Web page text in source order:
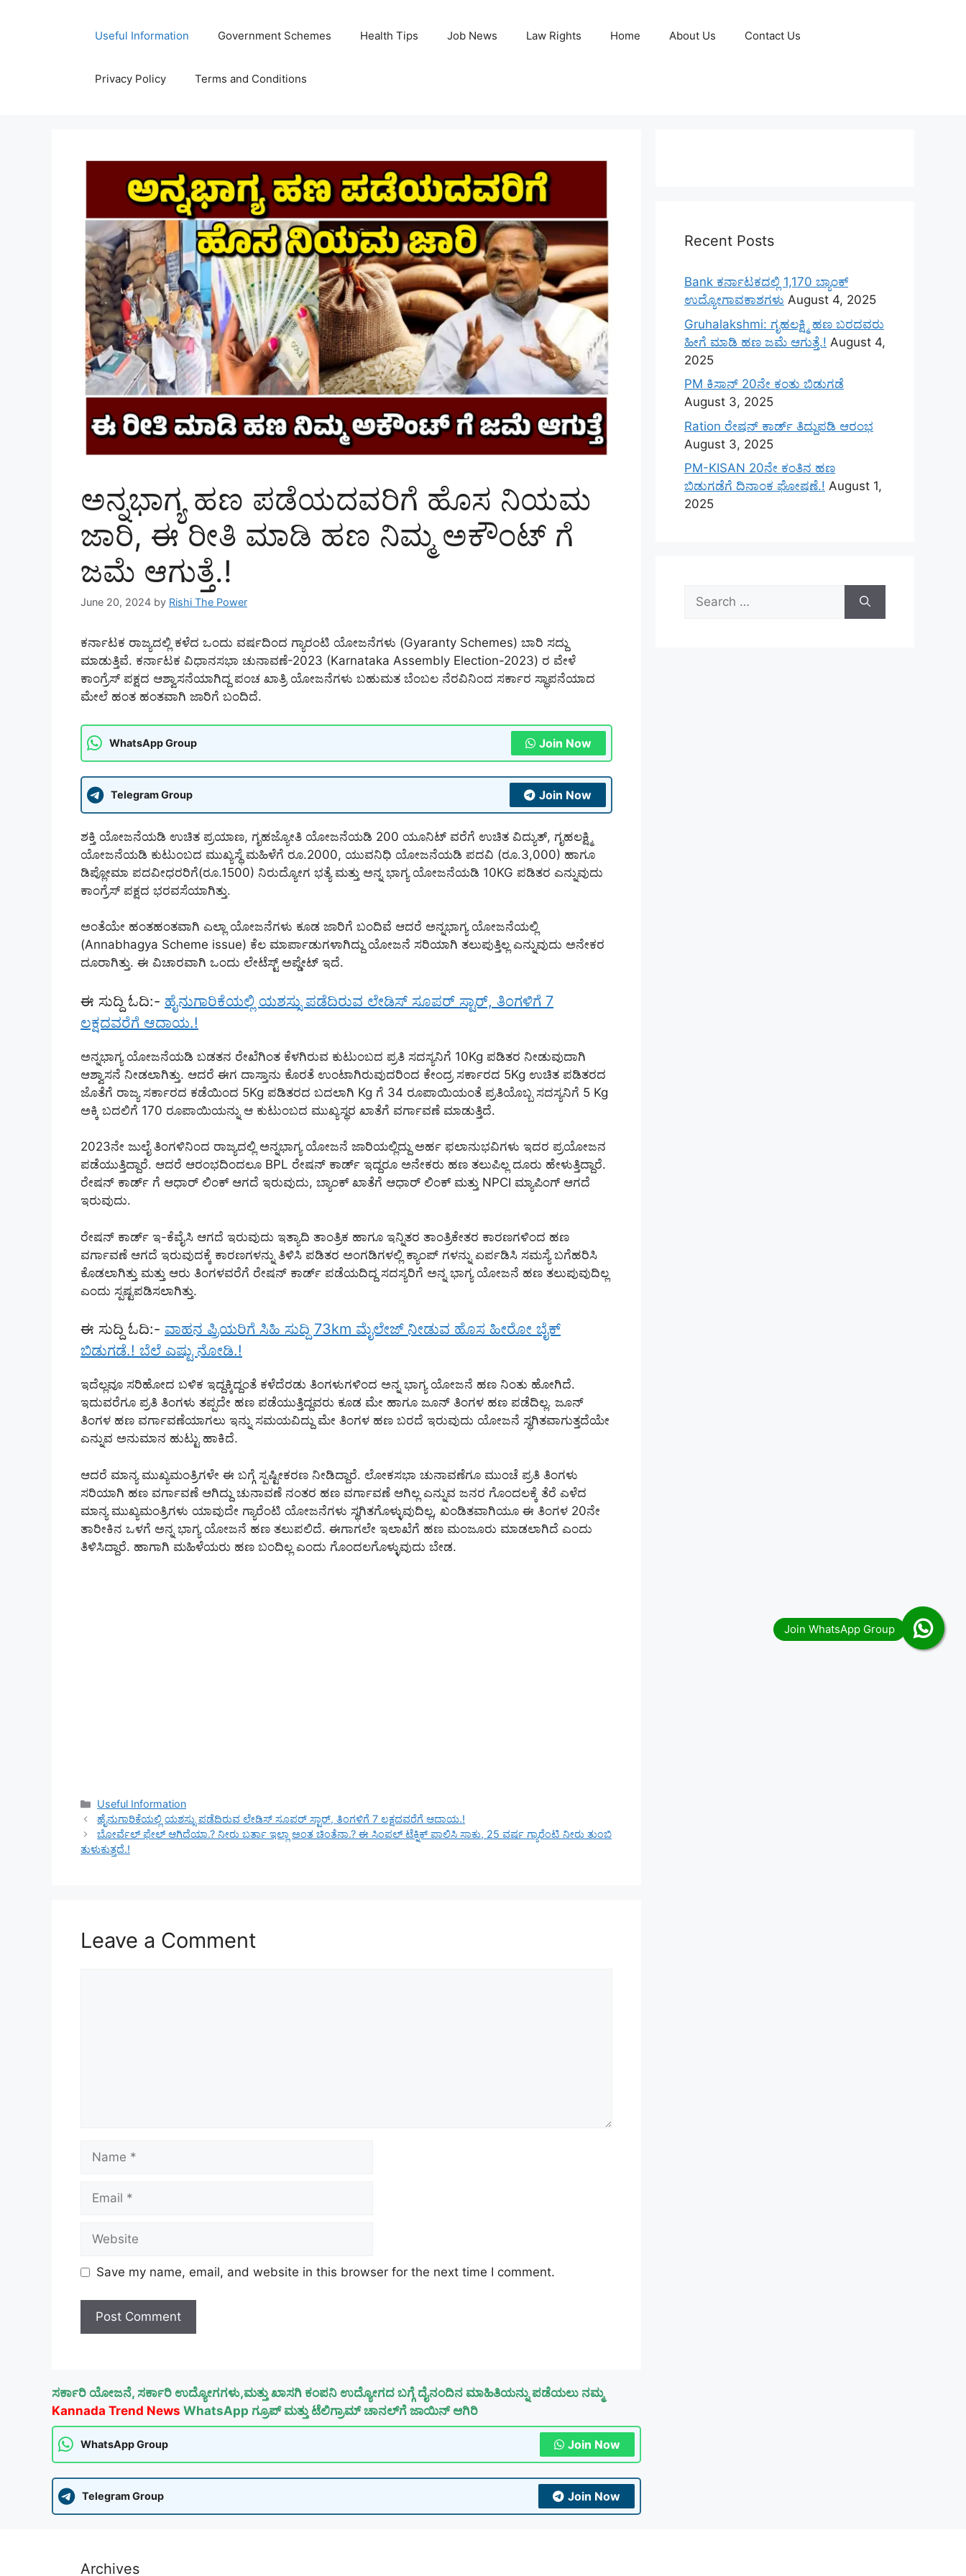
Useful Information Government Schemes Health Tips Job News Law Rights Home About Us Contact Us
Privacy Policy Terms and Conditions
ಅನ್ನಭಾಗ್ಯ ಹಣ ಪಡೆಯದವರಿಗೆ ಹೊಸ ನಿಯಮ
ಜಾರಿ, ಈ ರೀತಿ ಮಾಡಿ ಹಣ ನಿಮ್ಮ ಅಕೌಂಟ್ ಗೆ
ಜಮೆ ಆಗುತ್ತೆ.!
June 20, 2024 by Rishi The Power
ಕರ್ನಾಟಕ ರಾಜ್ಯದಲ್ಲಿ ಕಳೆದ ಒಂದು ವರ್ಷದಿಂದ ಗ್ಯಾರಂಟಿ ಯೋಜನೆಗಳು (Gyaranty Schemes) ಬಾರಿ ಸದ್ದು
ಮಾಡುತ್ತಿವೆ. ಕರ್ನಾಟಕ ವಿಧಾನಸಭಾ ಚುನಾವಣೆ-2023 (Karnataka Assembly Election-2023) ರ ವೇಳೆ
ಕಾಂಗ್ರೆಸ್ ಪಕ್ಷದ ಆಶ್ವಾಸನೆಯಾಗಿದ್ದ ಪಂಚ ಖಾತ್ರಿ ಯೋಜನೆಗಳು ಬಹುಮತ ಬೆಂಬಲ ನೆರವಿನಿಂದ ಸರ್ಕಾರ ಸ್ಥಾಪನೆಯಾದ
ಮೇಲೆ ಹಂತ ಹಂತವಾಗಿ ಜಾರಿಗೆ ಬಂದಿದೆ.
WhatsApp Group Join Now
Telegram Group Join Now
ಶಕ್ತಿ ಯೋಜನೆಯಡಿ ಉಚಿತ ಪ್ರಯಾಣ, ಗೃಹಜ್ಯೋತಿ ಯೋಜನೆಯಡಿ 200 ಯೂನಿಟ್ ವರೆಗೆ ಉಚಿತ ವಿದ್ಯುತ್, ಗೃಹಲಕ್ಷ್ಮಿ
ಯೋಜನೆಯಡಿ ಕುಟುಂಬದ ಮುಖ್ಯಸ್ಥೆ ಮಹಿಳೆಗೆ ರೂ.2000, ಯುವನಿಧಿ ಯೋಜನೆಯಡಿ ಪದವಿ (ರೂ.3,000) ಹಾಗೂ
ಡಿಪ್ಲೋಮಾ ಪದವೀಧರರಿಗೆ(ರೂ.1500) ನಿರುದ್ಯೋಗ ಭತ್ಯೆ ಮತ್ತು ಅನ್ನ ಭಾಗ್ಯ ಯೋಜನೆಯಡಿ 10KG ಪಡಿತರ ಎನ್ನುವುದು
ಕಾಂಗ್ರೆಸ್ ಪಕ್ಷದ ಭರವಸೆಯಾಗಿತ್ತು.
ಅಂತೆಯೇ ಹಂತಹಂತವಾಗಿ ಎಲ್ಲಾ ಯೋಜನೆಗಳು ಕೂಡ ಜಾರಿಗೆ ಬಂದಿವೆ ಆದರೆ ಅನ್ನಭಾಗ್ಯ ಯೋಜನೆಯಲ್ಲಿ
(Annabhagya Scheme issue) ಕೆಲ ಮಾರ್ಪಾಡುಗಳಾಗಿದ್ದು ಯೋಜನೆ ಸರಿಯಾಗಿ ತಲುಪುತ್ತಿಲ್ಲ ಎನ್ನುವುದು ಅನೇಕರ
ದೂರಾಗಿತ್ತು. ಈ ವಿಚಾರವಾಗಿ ಒಂದು ಲೇಟೆಸ್ಟ್ ಅಪ್ಡೇಟ್ ಇದೆ.
ಈ ಸುದ್ದಿ ಓದಿ:- ಹೈನುಗಾರಿಕೆಯಲ್ಲಿ ಯಶಸ್ಸು ಪಡೆದಿರುವ ಲೇಡಿಸ್ ಸೂಪರ್ ಸ್ಟಾರ್, ತಿಂಗಳಿಗೆ 7
ಲಕ್ಷದವರೆಗೆ ಆದಾಯ.!
ಅನ್ನಭಾಗ್ಯ ಯೋಜನೆಯಡಿ ಬಡತನ ರೇಖೆಗಿಂತ ಕೆಳಗಿರುವ ಕುಟುಂಬದ ಪ್ರತಿ ಸದಸ್ಯನಿಗೆ 10Kg ಪಡಿತರ ನೀಡುವುದಾಗಿ
ಆಶ್ವಾಸನೆ ನೀಡಲಾಗಿತ್ತು. ಆದರೆ ಈಗ ದಾಸ್ತಾನು ಕೊರತೆ ಉಂಟಾಗಿರುವುದರಿಂದ ಕೇಂದ್ರ ಸರ್ಕಾರದ 5Kg ಉಚಿತ ಪಡಿತರದ
ಜೊತೆಗೆ ರಾಜ್ಯ ಸರ್ಕಾರದ ಕಡೆಯಿಂದ 5Kg ಪಡಿತರದ ಬದಲಾಗಿ Kg ಗೆ 34 ರೂಪಾಯಿಯಂತೆ ಪ್ರತಿಯೊಬ್ಬ ಸದಸ್ಯನಿಗೆ 5 Kg
ಅಕ್ಕಿ ಬದಲಿಗೆ 170 ರೂಪಾಯಿಯನ್ನು ಆ ಕುಟುಂಬದ ಮುಖ್ಯಸ್ಥರ ಖಾತೆಗೆ ವರ್ಗಾವಣೆ ಮಾಡುತ್ತಿದೆ.
2023ನೇ ಜುಲೈ ತಿಂಗಳಿನಿಂದ ರಾಜ್ಯದಲ್ಲಿ ಅನ್ನಭಾಗ್ಯ ಯೋಜನೆ ಜಾರಿಯಲ್ಲಿದ್ದು ಅರ್ಹ ಫಲಾನುಭವಿಗಳು ಇದರ ಪ್ರಯೋಜನ
ಪಡೆಯುತ್ತಿದ್ದಾರೆ. ಆದರೆ ಆರಂಭದಿಂದಲೂ BPL ರೇಷನ್ ಕಾರ್ಡ್ ಇದ್ದರೂ ಅನೇಕರು ಹಣ ತಲುಪಿಲ್ಲ ದೂರು ಹೇಳುತ್ತಿದ್ದಾರೆ.
ರೇಷನ್ ಕಾರ್ಡ್ ಗೆ ಆಧಾರ್ ಲಿಂಕ್ ಆಗದೆ ಇರುವುದು, ಬ್ಯಾಂಕ್ ಖಾತೆಗೆ ಆಧಾರ್ ಲಿಂಕ್ ಮತ್ತು NPCI ಮ್ಯಾಪಿಂಗ್ ಆಗದೆ
ಇರುವುದು.
ರೇಷನ್ ಕಾರ್ಡ್ ಇ-ಕೆವೈಸಿ ಆಗದೆ ಇರುವುದು ಇತ್ಯಾದಿ ತಾಂತ್ರಿಕ ಹಾಗೂ ಇನ್ನಿತರ ತಾಂತ್ರಿಕೇತರ ಕಾರಣಗಳಿಂದ ಹಣ
ವರ್ಗಾವಣೆ ಆಗದೆ ಇರುವುದಕ್ಕೆ ಕಾರಣಗಳನ್ನು ತಿಳಿಸಿ ಪಡಿತರ ಅಂಗಡಿಗಳಲ್ಲಿ ಕ್ಯಾಂಪ್ ಗಳನ್ನು ಏರ್ಪಡಿಸಿ ಸಮಸ್ಯೆ ಬಗೆಹರಿಸಿ
ಕೊಡಲಾಗಿತ್ತು ಮತ್ತು ಆರು ತಿಂಗಳವರೆಗೆ ರೇಷನ್ ಕಾರ್ಡ್ ಪಡೆಯದಿದ್ದ ಸದಸ್ಯರಿಗೆ ಅನ್ನ ಭಾಗ್ಯ ಯೋಜನೆ ಹಣ ತಲುಪುವುದಿಲ್ಲ
ಎಂದು ಸ್ಪಷ್ಟಪಡಿಸಲಾಗಿತ್ತು.
ಈ ಸುದ್ದಿ ಓದಿ:- ವಾಹನ ಪ್ರಿಯರಿಗೆ ಸಿಹಿ ಸುದ್ದಿ 73km ಮೈಲೇಜ್ ನೀಡುವ ಹೊಸ ಹೀರೋ ಬೈಕ್
ಬಿಡುಗಡೆ.! ಬೆಲೆ ಎಷ್ಟು ನೋಡಿ.!
ಇದೆಲ್ಲವೂ ಸರಿಹೋದ ಬಳಿಕ ಇದ್ದಕ್ಕಿದ್ದಂತೆ ಕಳೆದೆರಡು ತಿಂಗಳುಗಳಿಂದ ಅನ್ನ ಭಾಗ್ಯ ಯೋಜನೆ ಹಣ ನಿಂತು ಹೋಗಿದೆ.
ಇದುವರೆಗೂ ಪ್ರತಿ ತಿಂಗಳು ತಪ್ಪದೇ ಹಣ ಪಡೆಯುತ್ತಿದ್ದವರು ಕೂಡ ಮೇ ಹಾಗೂ ಜೂನ್ ತಿಂಗಳ ಹಣ ಪಡೆದಿಲ್ಲ. ಜೂನ್
ತಿಂಗಳ ಹಣ ವರ್ಗಾವಣೆಯಾಗಲು ಇನ್ನು ಸಮಯವಿದ್ದು ಮೇ ತಿಂಗಳ ಹಣ ಬರದೆ ಇರುವುದು ಯೋಜನೆ ಸ್ಥಗಿತವಾಗುತ್ತದೆಯೇ
ಎನ್ನುವ ಅನುಮಾನ ಹುಟ್ಟು ಹಾಕಿದೆ.
ಆದರೆ ಮಾನ್ಯ ಮುಖ್ಯಮಂತ್ರಿಗಳೇ ಈ ಬಗ್ಗೆ ಸ್ಪಷ್ಟೀಕರಣ ನೀಡಿದ್ದಾರೆ. ಲೋಕಸಭಾ ಚುನಾವಣೆಗೂ ಮುಂಚೆ ಪ್ರತಿ ತಿಂಗಳು
ಸರಿಯಾಗಿ ಹಣ ವರ್ಗಾವಣೆ ಆಗಿದ್ದು ಚುನಾವಣೆ ನಂತರ ಹಣ ವರ್ಗಾವಣೆ ಆಗಿಲ್ಲ ಎನ್ನುವ ಜನರ ಗೊಂದಲಕ್ಕೆ ತೆರೆ ಎಳೆದ
ಮಾನ್ಯ ಮುಖ್ಯಮಂತ್ರಿಗಳು ಯಾವುದೇ ಗ್ಯಾರೆಂಟಿ ಯೋಜನೆಗಳು ಸ್ಥಗಿತಗೊಳ್ಳುವುದಿಲ್ಲ, ಖಂಡಿತವಾಗಿಯೂ ಈ ತಿಂಗಳ 20ನೇ
ತಾರೀಕಿನ ಒಳಗೆ ಅನ್ನ ಭಾಗ್ಯ ಯೋಜನೆ ಹಣ ತಲುಪಲಿದೆ. ಈಗಾಗಲೇ ಇಲಾಖೆಗೆ ಹಣ ಮಂಜೂರು ಮಾಡಲಾಗಿದೆ ಎಂದು
ತಿಳಿಸಿದ್ದಾರೆ. ಹಾಗಾಗಿ ಮಹಿಳೆಯರು ಹಣ ಬಂದಿಲ್ಲ ಎಂದು ಗೊಂದಲಗೊಳ್ಳುವುದು ಬೇಡ.
Categories
Useful Information
ಹೈನುಗಾರಿಕೆಯಲ್ಲಿ ಯಶಸ್ಸು ಪಡೆದಿರುವ ಲೇಡಿಸ್ ಸೂಪರ್ ಸ್ಟಾರ್, ತಿಂಗಳಿಗೆ 7 ಲಕ್ಷದವರೆಗೆ ಆದಾಯ.!
ಬೋರ್ವೆಲ್ ಫೇಲ್ ಆಗಿದೆಯಾ.? ನೀರು ಬರ್ತಾ ಇಲ್ಲಾ ಅಂತ ಚಿಂತೆನಾ.? ಈ ಸಿಂಪಲ್ ಟೆಕ್ನಿಕ್ ಪಾಲಿಸಿ ಸಾಕು, 25 ವರ್ಷ ಗ್ಯಾರೆಂಟಿ ನೀರು ತುಂಬಿ
ತುಳುಕುತ್ತದೆ.!
Leave a Comment
Name
Email
Website
Save my name, email, and website in this browser for the next time I comment.
ಸರ್ಕಾರಿ ಯೋಜನೆ, ಸರ್ಕಾರಿ ಉದ್ಯೋಗಗಳು,ಮತ್ತು ಖಾಸಗಿ ಕಂಪನಿ ಉದ್ಯೋಗದ ಬಗ್ಗೆ ದೈನಂದಿನ ಮಾಹಿತಿಯನ್ನು ಪಡೆಯಲು ನಮ್ಮ
Kannada Trend News WhatsApp ಗ್ರೂಪ್ ಮತ್ತು ಟೆಲಿಗ್ರಾಮ್ ಚಾನಲ್‌ಗೆ ಜಾಯಿನ್ ಆಗಿರಿ
WhatsApp Group Join Now
Telegram Group Join Now
Recent Posts
Bank ಕರ್ನಾಟಕದಲ್ಲಿ 1,170 ಬ್ಯಾಂಕ್
ಉದ್ಯೋಗಾವಕಾಶಗಳು August 4, 2025
Gruhalakshmi: ಗೃಹಲಕ್ಷ್ಮಿ ಹಣ ಬರದವರು
ಹೀಗೆ ಮಾಡಿ ಹಣ ಜಮೆ‌ ಆಗುತ್ತೆ.! August 4,
2025
PM ಕಿಸಾನ್ 20ನೇ ಕಂತು ಬಿಡುಗಡೆ
August 3, 2025
Ration ರೇಷನ್ ಕಾರ್ಡ್ ತಿದ್ದುಪಡಿ ಆರಂಭ
August 3, 2025
PM-KISAN 20ನೇ ಕಂತಿನ ಹಣ
ಬಿಡುಗಡೆಗೆ ದಿನಾಂಕ ಘೋಷಣೆ.! August 1,
2025
Search
for:
Archives